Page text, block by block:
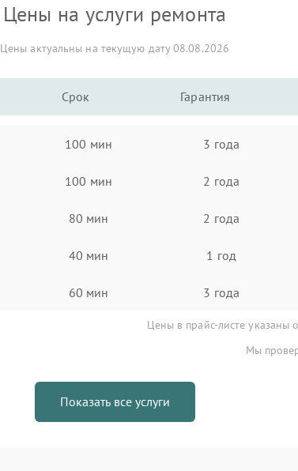
Цены на услуги ремонта
Цены актуальны на текущую дату 08.08.2026
Срок Гарантия
100 мин 3 года
100 мин 2 года
80 мин 2 года
40 мин 1 год
60 мин 3 года
Цены в прайс-листе указаны
Мы
Показать все услуги